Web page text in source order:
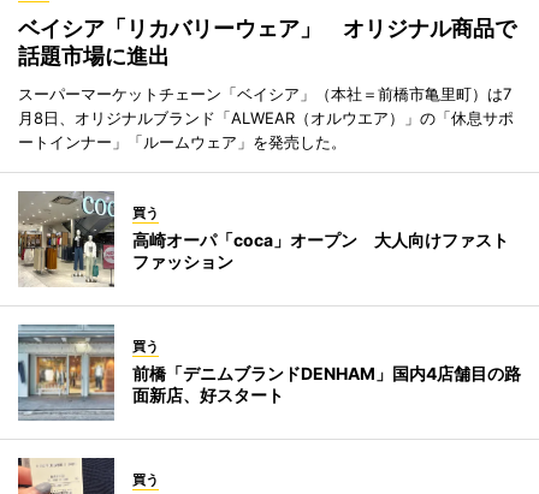
ベイシア「リカバリーウェア」 オリジナル商品で
話題市場に進出
スーパーマーケットチェーン「ベイシア」（本社＝前橋市亀里町）は7
月8日、オリジナルブランド「ALWEAR（オルウエア）」の「休息サポ
ートインナー」「ルームウェア」を発売した。
買う
高崎オーパ「coca」オープン 大人向けファスト
ファッション
買う
前橋「デニムブランドDENHAM」国内4店舗目の路
面新店、好スタート
買う